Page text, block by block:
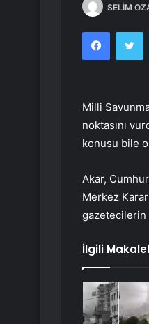
SELİM
Milli
noktasını
konusu bile
Akar,
Merkez
gazetecilerin
İlgili